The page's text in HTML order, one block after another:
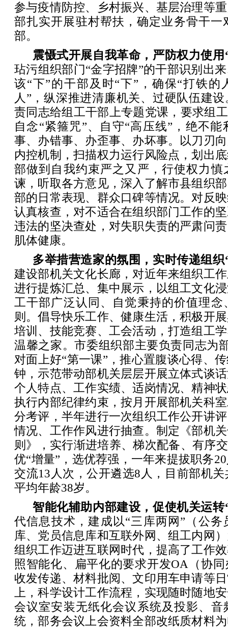
参与疫情防控、乡村振兴、基层治理等
部扎实开展驻村帮扶，确定业务骨干一
部。
震慑式开展自我革命，严防权力使
玷污组织部门“金字招牌”的干部识别出
该“下”的干部及时“下”，确保“打铁的
人”，纵深推进清廉机关、过硬队伍建
责同志给组工干部上专题党课，要求组
自念“紧箍咒”、自守“高压线”，绝不
事、办错事、办歪事、办坏事。以刀刃
内控机制，扫描权力运行风险点，划出
部做到自我约束严之又严，行使权力慎
谏，听取各方意见，深入了解市县组织
部的日常表现、群众口碑等情况。对反
认真核查，对不适合在组织部门工作的
违法的坚决查处，对失职失责的严肃问
肌体健康。
多举措营造家的氛围，实时传递组
建设部机关文化长廊，对近年来组织工
进行提炼汇总、集中展示，以组工文化
工干部广泛认同、自觉秉持的价值理念
则。倡导快乐工作、健康生活，积极开
培训、技能竞赛、工会活动，打造组工
温馨之家。市委组织部主要负责同志为
对面上好“第一课”，推心置腹谈心得、
钟，示范带动部机关层层开展立体式谈
个人特点、工作实绩、适岗情况、精神
执行内部纪律约束，按月开展部机关科
分考评，半年进行一次组织工作公开讲
情况、工作作风进行抽查。制定《部机
则》，实行渐进培养、梯次配备、有序
优“增量”，选优荐强，一年来提拔职务
交流13人次，公开遴选8人，目前部机
平均年龄38岁。
智能化辅助内部建设，促使机关运
代信息技术，建成以“三库两网”（公
库、党员信息库和互联外网、组工内网
组织工作迈进互联网时代，提高了工作
照智能化、扁平化的要求开发OA（协
收发传递、材料批阅、文印用车申请等
上，科学设计工作流程，实现随时随地
会议室安装无纸化会议系统及投影、音
统，部务会议上会资料全部改纸质材料